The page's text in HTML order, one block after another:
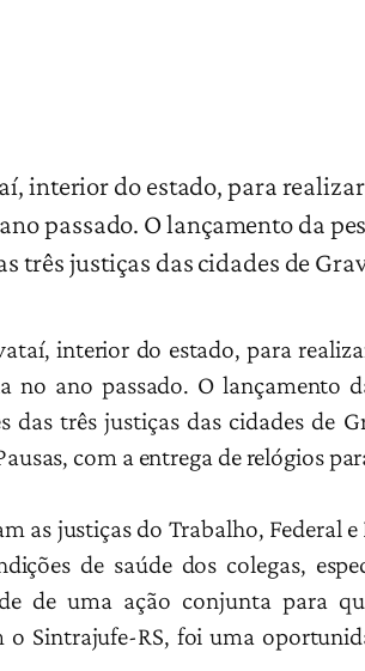
interior do estado, para
passado. O lançamento da
três justiças das cidades de
interior do estado, para
ano passado. O lançamento
três justiças das cidades de
com a entrega de relógios
as justiças do Trabalho, Federal
de saúde dos colegas,
de uma ação conjunta para
o Sintrajufe-RS, foi uma